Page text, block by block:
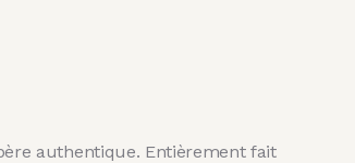
authentique. Entièrement fait